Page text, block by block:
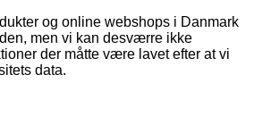
og online webshops i Danmark
men vi kan desværre ikke
der måtte være lavet efter at vi
data.